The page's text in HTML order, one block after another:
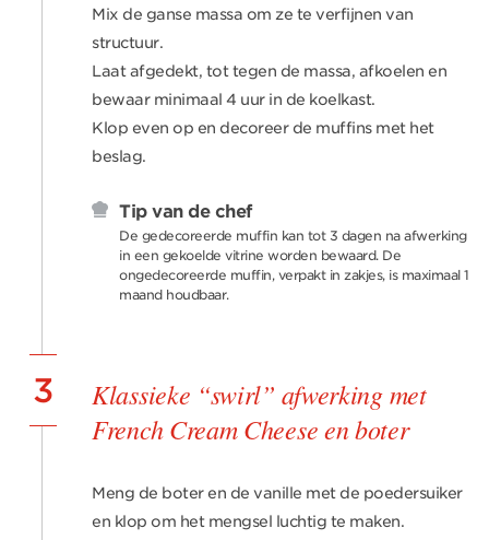
Mix de ganse massa om ze te verfijnen van
structuur.
Laat afgedekt, tot tegen de massa, afkoelen en
bewaar minimaal 4 uur in de koelkast.
Klop even op en decoreer de muffins met het
beslag.
Tip van de chef
De gedecoreerde muffin kan tot 3 dagen na afwerking
in een gekoelde vitrine worden bewaard. De
ongedecoreerde muffin, verpakt in zakjes, is maximaal 1
maand houdbaar.
3
Klassieke “swirl” afwerking met
French Cream Cheese en boter
Meng de boter en de vanille met de poedersuiker
en klop om het mengsel luchtig te maken.